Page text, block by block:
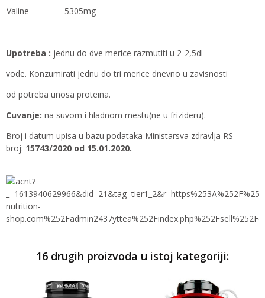
Valine
5305mg
Upotreba : jednu do dve merice razmutiti u 2-2,5dl
vode. Konzumirati jednu do tri merice dnevno u zavisnosti
od potreba unosa proteina.
Cuvanje: na suvom i hladnom mestu(ne u frizideru).
Broj i datum upisa u bazu podataka Ministarsva zdravlja RS
broj: 15743/2020 od 15.01.2020.
16 drugih proizvoda u istoj kategoriji: